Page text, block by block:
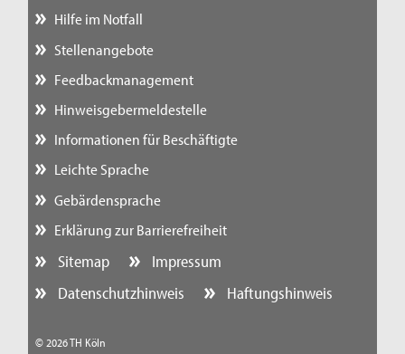
Hilfe im Notfall
Stellenangebote
Feedbackmanagement
Hinweisgebermeldestelle
Informationen für Beschäftigte
Leichte Sprache
Gebärdensprache
Erklärung zur Barrierefreiheit
Sitemap
Impressum
Datenschutzhinweis
Haftungshinweis
© 2026 TH Köln